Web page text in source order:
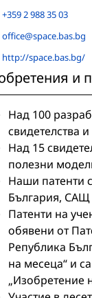
+359 2 988 35 03
office@space.bas.bg
http://space.bas.bg/
и
Над 100
свидетелства
Над 15
полезни
Наши патенти
България, САЩ
Патенти на
обявени от
Република
на месеца“ и
„Изобретение